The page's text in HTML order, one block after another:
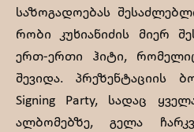
საზოგადოებას
რობი კუხიანიძის მიერ
ერთ-ერთი ჰიტი,
შევიდა. პრეზენტაციის
Signing Party, სადაც
ალბომებზე, გელა